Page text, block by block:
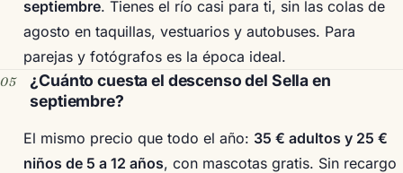
septiembre. Tienes el río casi para ti, sin las colas de
agosto en taquillas, vestuarios y autobuses. Para
parejas y fotógrafos es la época ideal.
¿Cuánto cuesta el descenso del Sella en
septiembre?
El mismo precio que todo el año: 35 € adultos y 25 €
niños de 5 a 12 años, con mascotas gratis. Sin recargo